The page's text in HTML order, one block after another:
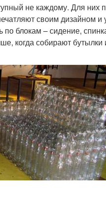
не каждому. Для них
своим дизайном и
блокам – сидение,
когда собирают бутылки